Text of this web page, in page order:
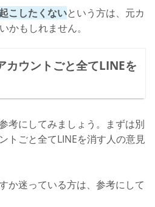
こしたくないという方は、元カ
かもしれません。
カウントごと全てLINEを
考にしてみましょう。まずは別
トごと全てLINEを消す人の意見
か迷っている方は、参考にして